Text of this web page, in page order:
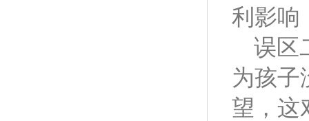
利影响
误区
为孩子
望，这